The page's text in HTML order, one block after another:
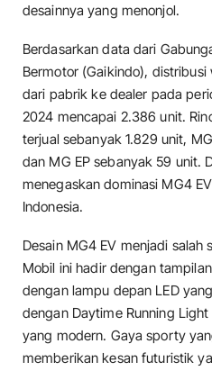
desainnya yang menonjol.
Berdasarkan data dari
Bermotor (Gaikindo),
dari pabrik ke dealer pada
2024 mencapai 2.386 unit.
terjual sebanyak 1.829 unit,
dan MG EP sebanyak 59 unit.
menegaskan dominasi MG4
Indonesia.
Desain MG4 EV menjadi
Mobil ini hadir dengan
dengan lampu depan LED
dengan Daytime Running
yang modern. Gaya sporty
memberikan kesan futuristik